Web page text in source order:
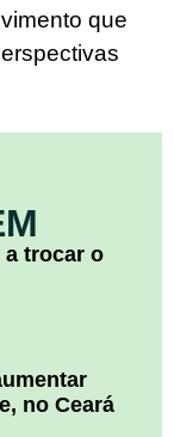
que
a trocar o
no Ceará